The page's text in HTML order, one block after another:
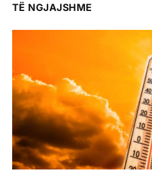
TË NGJAJSHME